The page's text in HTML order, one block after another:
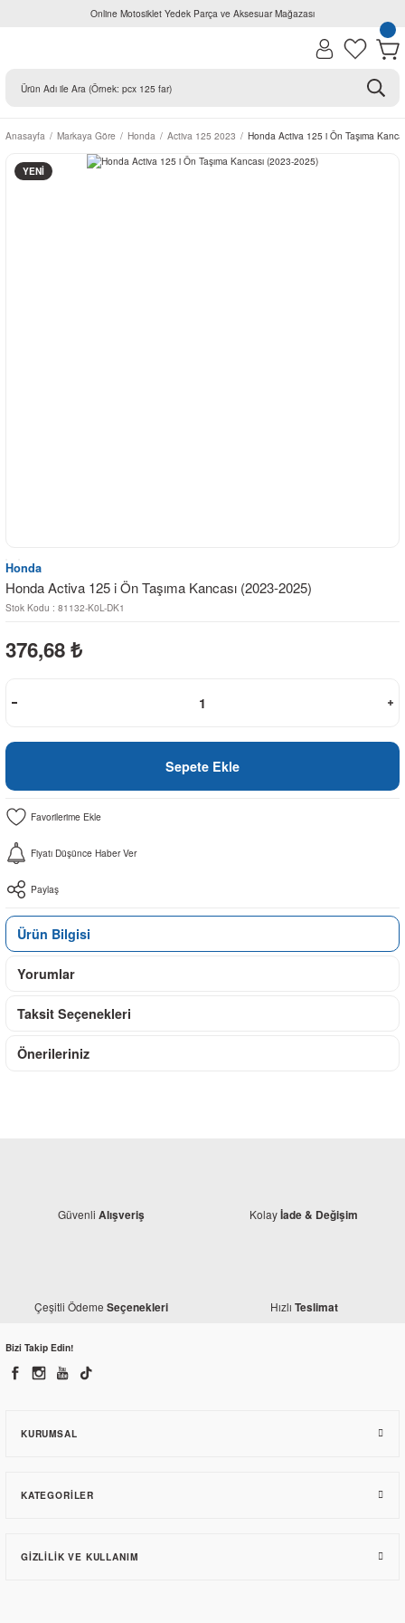
Online Motosiklet Yedek Parça ve Aksesuar Mağazası
Anasayfa Markaya Göre Honda Activa 125 2023 Honda Activa 125 i Ön Taşıma
YENİ
Honda
Honda Activa 125 i Ön Taşıma Kancası (2023-2025)
Stok Kodu : 81132-K0L-DK1
376,68 ₺
Sepete Ekle
Fiyatı Düşünce Haber Ver
Paylaş
Ürün Bilgisi
Yorumlar
Taksit Seçenekleri
Önerileriniz
Güvenli Alışveriş Kolayİade & Değişim
Çeşitli Ödeme Seçenekleri Hızlı Teslimat
Bizi Takip Edin!
KURUMSAL
KATEGORILER
GIZLILIK VE KULLANIM